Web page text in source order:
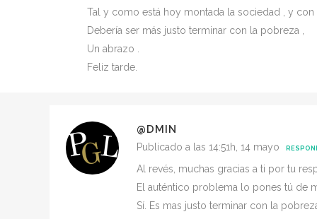
Tal y como está hoy montada la sociedad , y
Debería ser más justo terminar con la pobreza ,
Un abrazo .
Feliz tarde.
@DMIN
Publicado a las 14:51h, 14 mayo
Al revés, muchas gracias a ti por tu
El auténtico problema lo pones tú de
Sí. Es mas justo terminar con la